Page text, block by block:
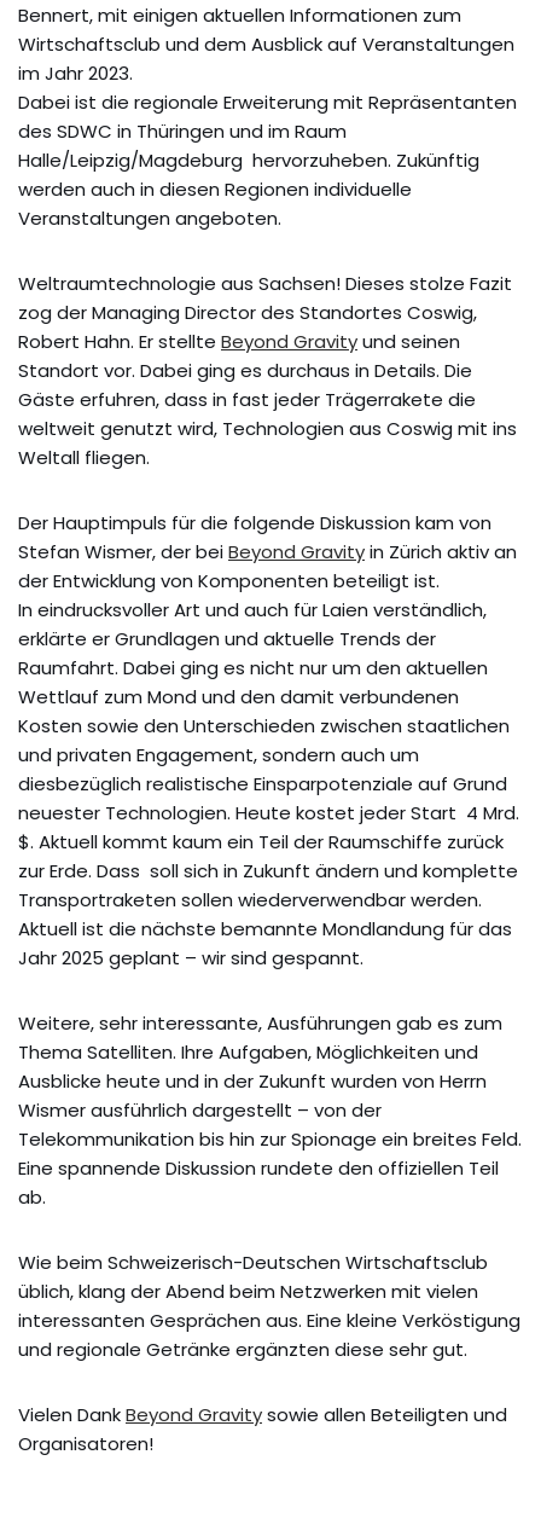
Bennert, mit einigen aktuellen Informationen zum
Wirtschaftsclub und dem Ausblick auf Veranstaltungen
im Jahr 2023.
Dabei ist die regionale Erweiterung mit Repräsentanten
des SDWC in Thüringen und im Raum
Halle/Leipzig/Magdeburg hervorzuheben. Zukünftig
werden auch in diesen Regionen individuelle
Veranstaltungen angeboten.
Weltraumtechnologie aus Sachsen! Dieses stolze Fazit
zog der Managing Director des Standortes Coswig,
Robert Hahn. Er stellte Beyond Gravityund seinen
Standort vor. Dabei ging es durchaus in Details. Die
Gäste erfuhren, dass in fast jeder Trägerrakete die
weltweit genutzt wird, Technologien aus Coswig mit ins
Weltall fliegen.
Der Hauptimpuls für die folgende Diskussion kam von
Stefan Wismer, der beiBeyond Gravityin Zürich aktiv an
der Entwicklung von Komponenten beteiligt ist.
In eindrucksvoller Art und auch für Laien verständlich,
erklärte er Grundlagen und aktuelle Trends der
Raumfahrt. Dabei ging es nicht nur um den aktuellen
Wettlauf zum Mond und den damit verbundenen
Kosten sowie den Unterschieden zwischen staatlichen
und privaten Engagement, sondern auch um
diesbezüglich realistische Einsparpotenziale auf Grund
neuester Technologien. Heute kostet jeder Start 4 Mrd.
$. Aktuell kommt kaum ein Teil der Raumschiffe zurück
zur Erde. Dass soll sich in Zukunft ändern und komplette
Transportraketen sollen wiederverwendbar werden.
Aktuell ist die nächste bemannte Mondlandung für das
Jahr 2025 geplant – wir sind gespannt.
Weitere, sehr interessante, Ausführungen gab es zum
Thema Satelliten. Ihre Aufgaben, Möglichkeiten und
Ausblicke heute und in der Zukunft wurden von Herrn
Wismer ausführlich dargestellt – von der
Telekommunikation bis hin zur Spionage ein breites Feld.
Eine spannende Diskussion rundete den offiziellen Teil
ab.
Wie beim Schweizerisch-Deutschen Wirtschaftsclub
üblich, klang der Abend beim Netzwerken mit vielen
interessanten Gesprächen aus. Eine kleine Verköstigung
und regionale Getränke ergänzten diese sehr gut.
Vielen DankBeyond Gravitysowie allen Beteiligten und
Organisatoren!